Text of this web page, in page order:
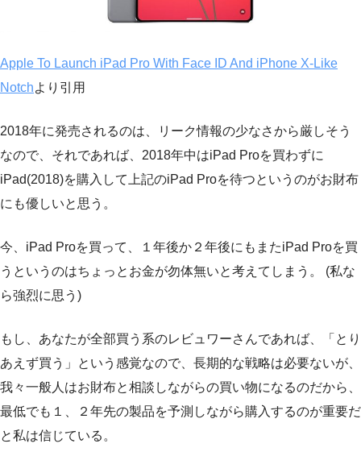
Apple To Launch iPad Pro With Face ID And iPhone X-Like
Notchより引用
2018年に発売されるのは、リーク情報の少なさから厳しそう
なので、それであれば、2018年中はiPad Proを買わずに
iPad(2018)を購入して上記のiPad Proを待つというのがお財布
にも優しいと思う。
今、iPad Proを買って、１年後か２年後にもまたiPad Proを買
うというのはちょっとお金が勿体無いと考えてしまう。 (私な
ら強烈に思う)
もし、あなたが全部買う系のレビュワーさんであれば、「とり
あえず買う」という感覚なので、長期的な戦略は必要ないが、
我々一般人はお財布と相談しながらの買い物になるのだから、
最低でも１、２年先の製品を予測しながら購入するのが重要だ
と私は信じている。